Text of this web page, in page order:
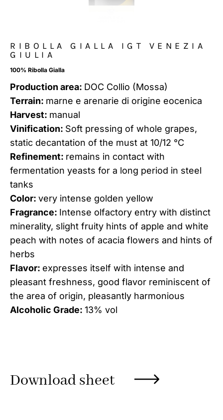
RIBOLLA GIALLA IGT VENEZIA
GIULIA
100% Ribolla Gialla
Production area: DOC Collio (Mossa)
Terrain: marne e arenarie di origine eocenica
Harvest: manual
Vinification: Soft pressing of whole grapes,
static decantation of the must at 10/12 °C
Refinement: remains in contact with
fermentation yeasts for a long period in steel
tanks
Color: very intense golden yellow
Fragrance: Intense olfactory entry with distinct
minerality, slight fruity hints of apple and white
peach with notes of acacia flowers and hints of
herbs
Flavor: expresses itself with intense and
pleasant freshness, good flavor reminiscent of
the area of origin, pleasantly harmonious
Alcoholic Grade: 13% vol
Download sheet